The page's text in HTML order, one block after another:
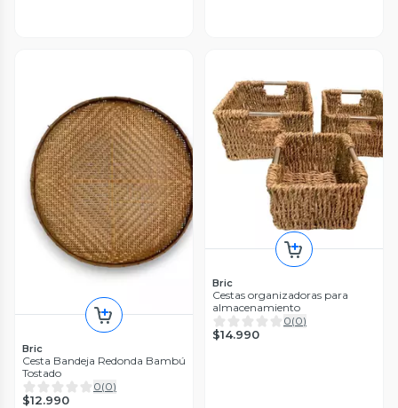
Bric
Cesta Bandeja Redonda Bambú
Tostado
0(0)
$12.990
Bric
Cestas organizadoras para
almacenamiento
0(0)
$14.990